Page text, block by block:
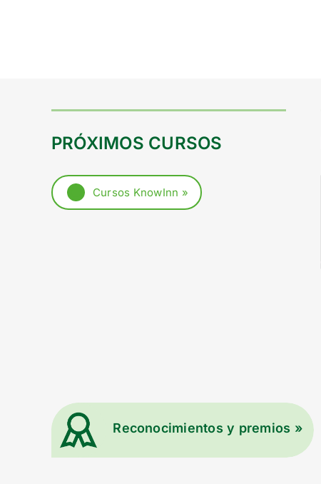
PRÓXIMOS CURSOS
Cursos KnowInn »
Reconocimientos y premios »